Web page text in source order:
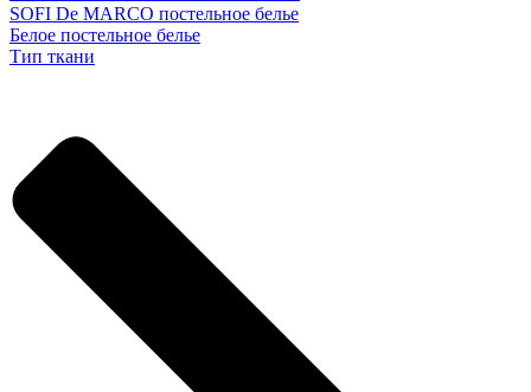
SOFI De MARCO постельное белье
Белое постельное белье
Тип ткани